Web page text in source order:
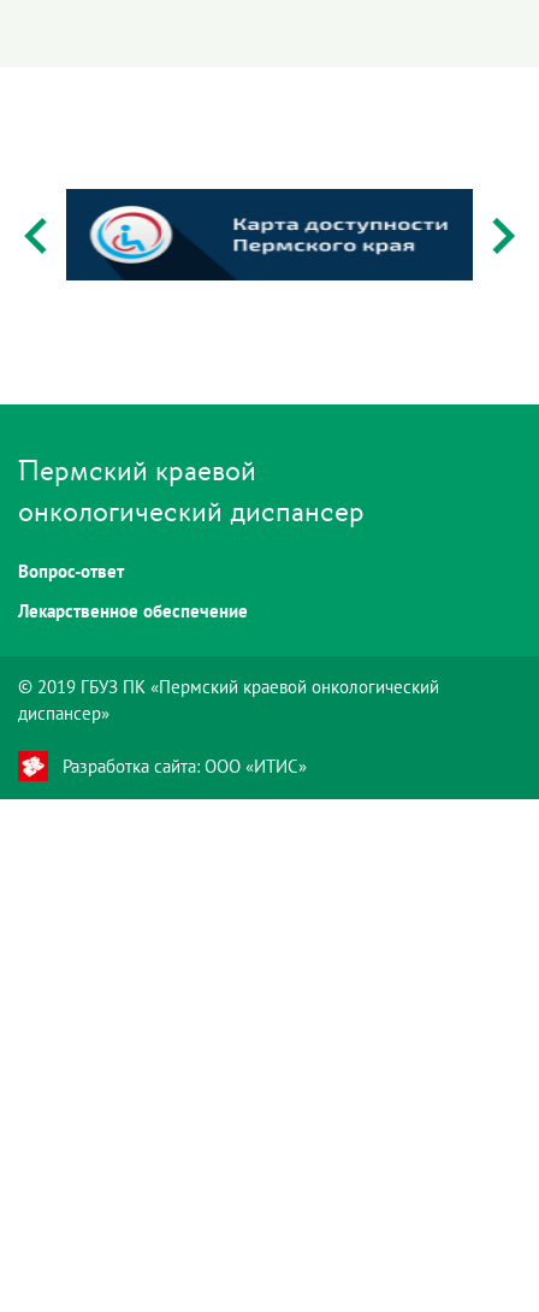
Пермский краевой
онкологический диспансер
Вопрос-ответ
Лекарственное обеспечение
© 2019 ГБУЗ ПК «Пермский краевой онкологический
диспансер»
Разработка сайта: ООО «ИТИС»